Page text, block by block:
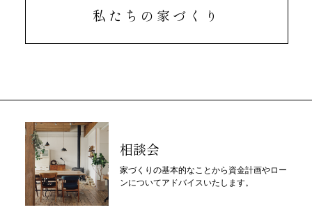
私たちの家づくり
相談会
家づくりの基本的なことから資金計画やロー
ンについてアドバイスいたします。